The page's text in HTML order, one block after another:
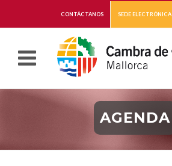
CONTÁCTANOS SEDE ELECTRÓNICA
AGENDA